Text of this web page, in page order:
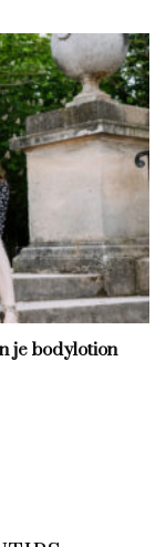
je bodylotion